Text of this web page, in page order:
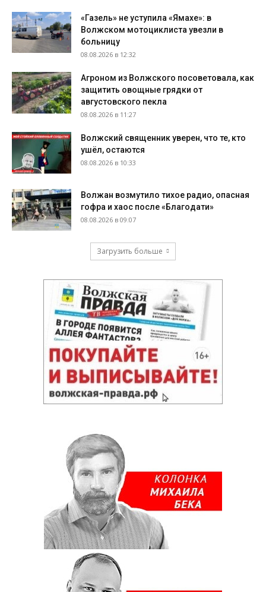
«Газель» не уступила «Ямахе»: в
Волжском мотоциклиста увезли в
больницу
08.08.2026 в 12:32
Агроном из Волжского посоветовала, как
защитить овощные грядки от
августовского пекла
08.08.2026 в 11:27
Волжский священник уверен, что те, кто
ушёл, остаются
08.08.2026 в 10:33
Волжан возмутило тихое радио, опасная
гофра и хаос после «Благодати»
08.08.2026 в 09:07
Загрузить больше